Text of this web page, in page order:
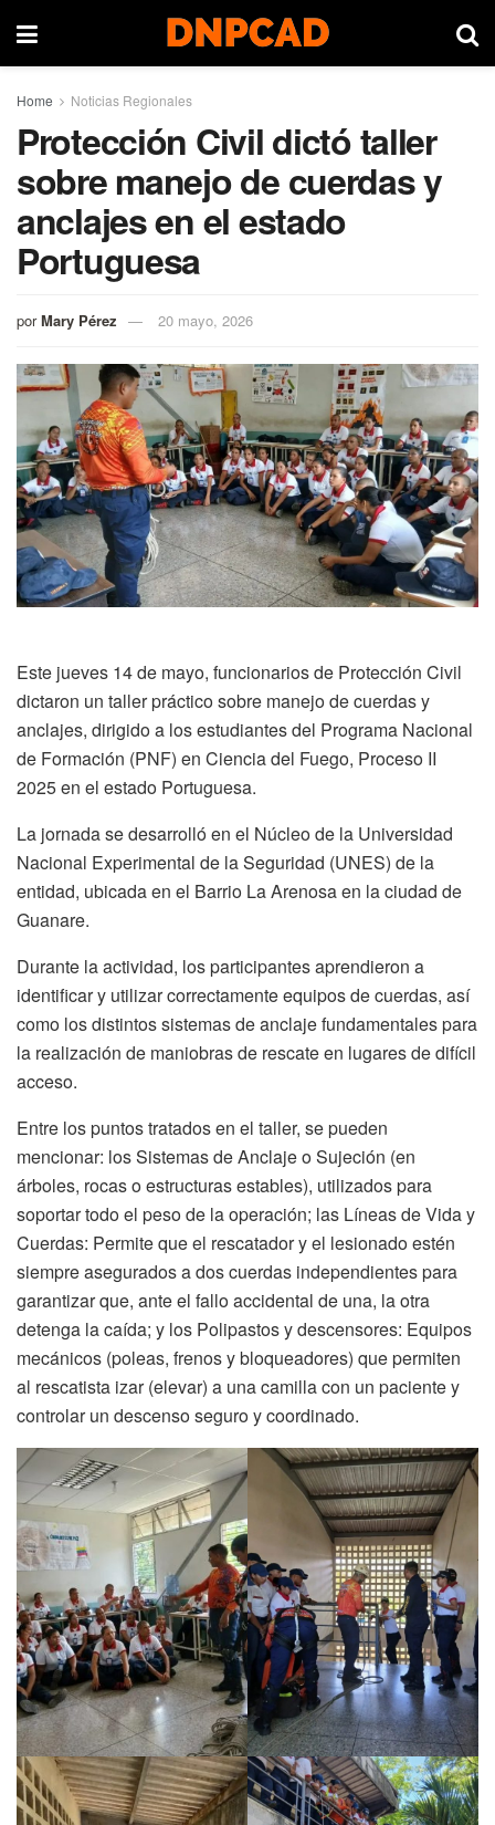
Home Noticias Regionales
Protección Civil dictó taller
sobre manejo de cuerdas y
anclajes en el estado
Portuguesa
por Mary Pérez 20 mayo, 2026
Este jueves 14 de mayo, funcionarios de Protección Civil
dictaron un taller práctico sobre manejo de cuerdas y
anclajes, dirigido a los estudiantes del Programa Nacional
de Formación (PNF) en Ciencia del Fuego, Proceso II
2025 en el estado Portuguesa.
La jornada se desarrolló en el Núcleo de la Universidad
Nacional Experimental de la Seguridad (UNES) de la
entidad, ubicada en el Barrio La Arenosa en la ciudad de
Guanare.
Durante la actividad, los participantes aprendieron a
identificar y utilizar correctamente equipos de cuerdas, así
como los distintos sistemas de anclaje fundamentales para
la realización de maniobras de rescate en lugares de difícil
acceso.
Entre los puntos tratados en el taller, se pueden
mencionar: los Sistemas de Anclaje o Sujeción (en
árboles, rocas o estructuras estables), utilizados para
soportar todo el peso de la operación; las Líneas de Vida y
Cuerdas: Permite que el rescatador y el lesionado estén
siempre asegurados a dos cuerdas independientes para
garantizar que, ante el fallo accidental de una, la otra
detenga la caída; y los Polipastos y descensores: Equipos
mecánicos (poleas, frenos y bloqueadores) que permiten
al rescatista izar (elevar) a una camilla con un paciente y
controlar un descenso seguro y coordinado.